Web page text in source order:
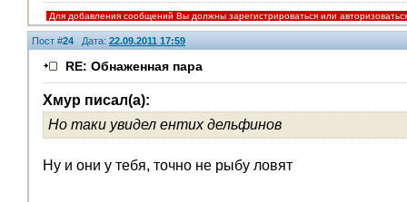
Для добавления сообщений Вы должны зарегистрироваться или
Пост #24Дата: 22.09.2011 17:59
RE: Обнаженная пара
Хмур писал(а):
Но таки увидел ентих дельфинов
Ну и они у тебя, точно не рыбу ловят